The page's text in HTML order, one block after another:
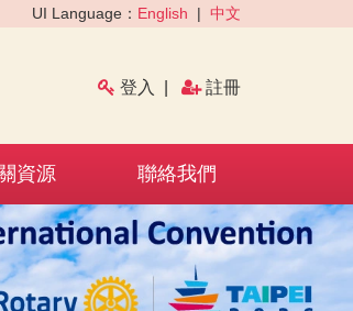
UI Language： English | 中文
登入 註冊
資源 聯絡我們